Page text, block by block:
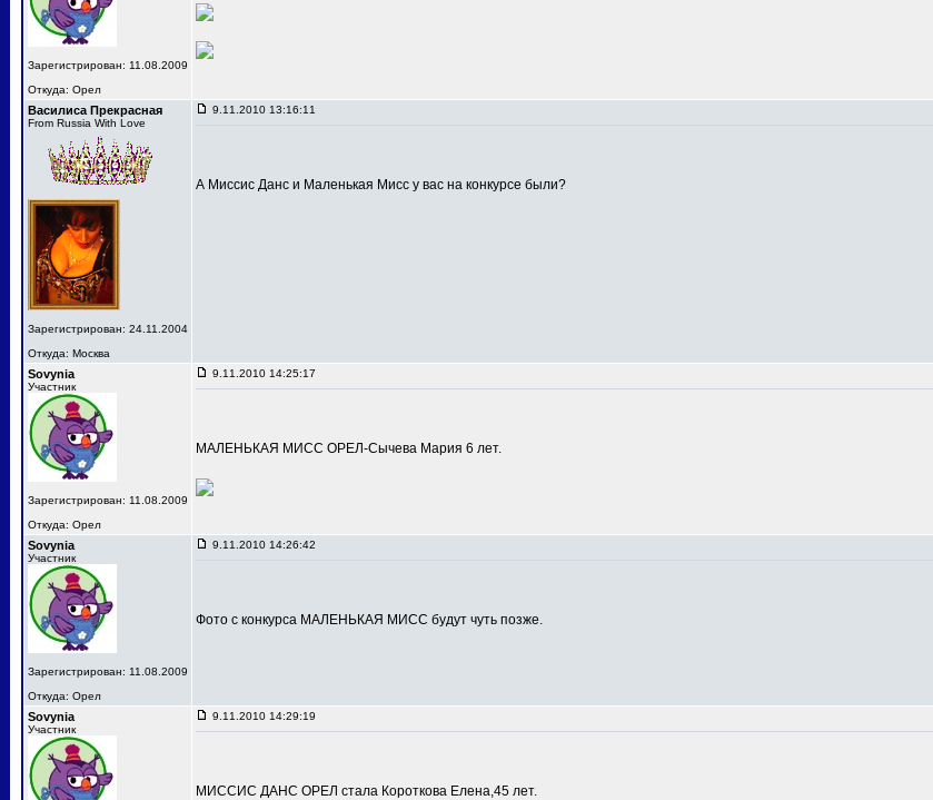
Зарегистрирован: 11.08.2009
Откуда: Орел
Василиса Прекрасная
From Russia With Love
Зарегистрирован: 24.11.2004
Откуда: Москва
9.11.2010 13:16:11
А Миссис Данс и Маленькая Мисс у вас на конкурсе были?
Sovynia
Участник
Зарегистрирован: 11.08.2009
Откуда: Орел
9.11.2010 14:25:17
МАЛЕНЬКАЯ МИСС ОРЕЛ-Сычева Мария 6 лет.
Sovynia
Участник
Зарегистрирован: 11.08.2009
Откуда: Орел
9.11.2010 14:26:42
Фото с конкурса МАЛЕНЬКАЯ МИСС будут чуть позже.
Sovynia
Участник
9.11.2010 14:29:19
МИССИС ДАНС ОРЕЛ стала Короткова Елена,45 лет.